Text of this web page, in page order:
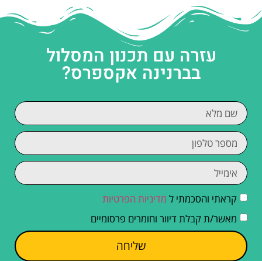
עזרה עם תכנון המסלול
בברנינה אקספרס?
קראתי והסכמתי ל מדיניות הפרטיות
מאשר/ת קבלת דיוור וחומרים פרסומיים
שליחה